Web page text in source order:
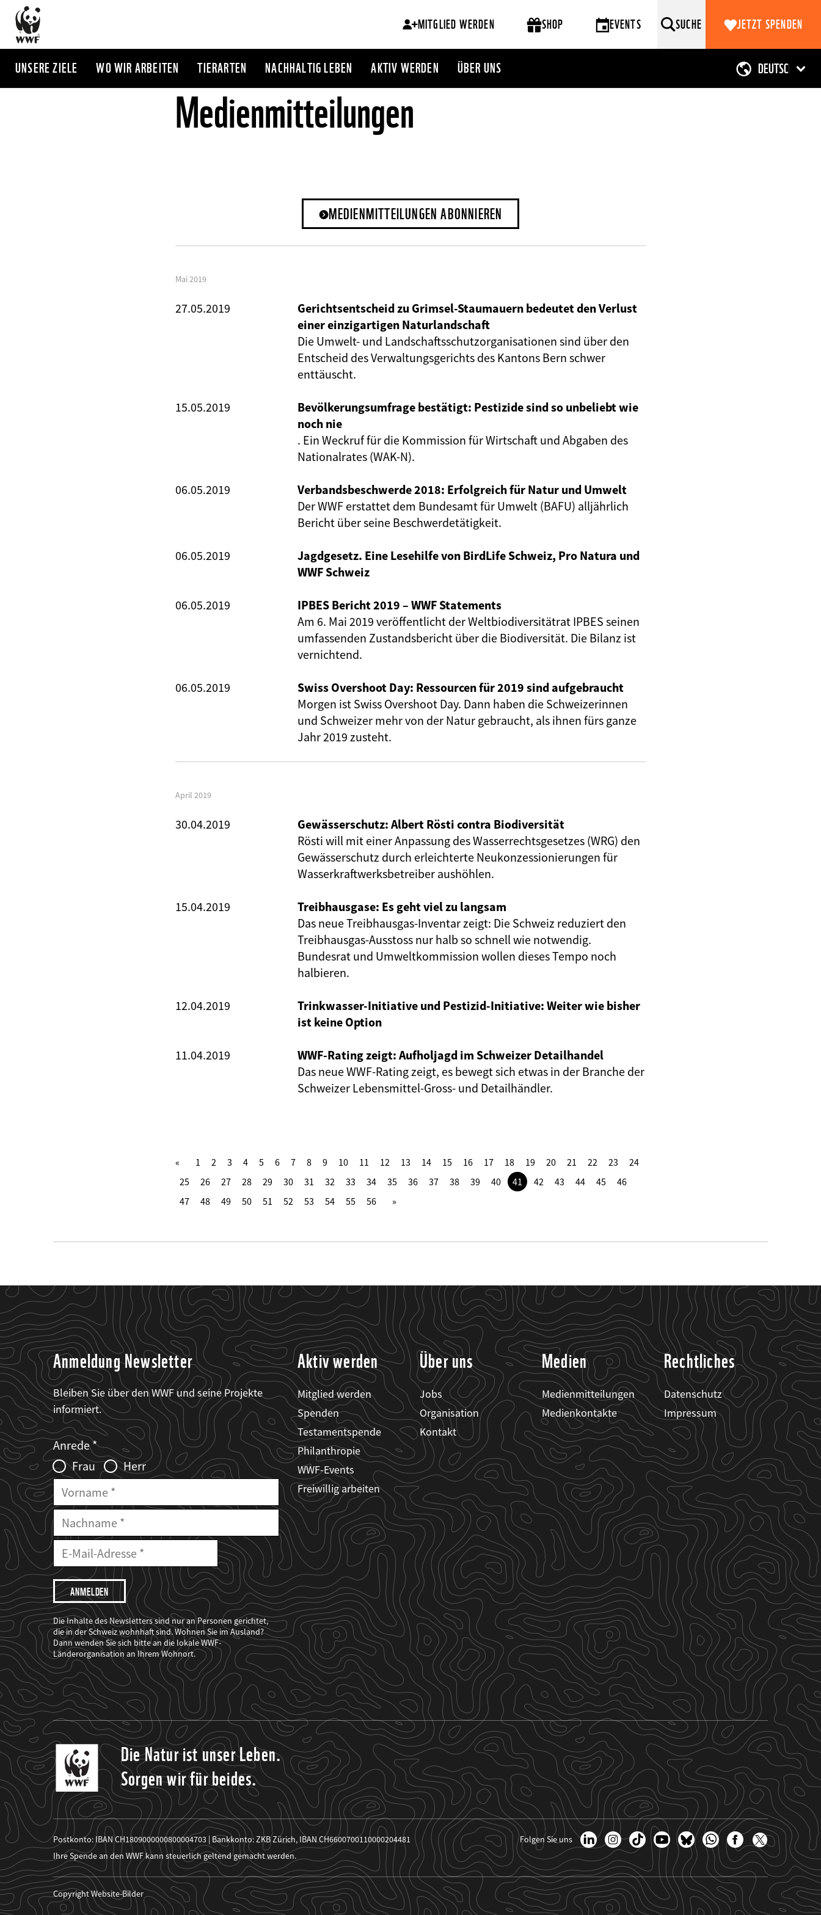
Direkt
zum
Inhalt
MITGLIED WERDEN SHOP EVENTS SUCHE JETZT SPENDEN
UNSERE ZIELE WO WIR ARBEITEN TIERARTEN NACHHALTIG LEBEN AKTIV WERDEN ÜBER UNS
Medienmitteilungen
MEDIENMITTEILUNGEN ABONNIEREN
Mai 2019
27.05.2019
Gerichtsentscheid zu Grimsel-Staumauern bedeutet den Verlust
einer einzigartigen Naturlandschaft
Die Umwelt- und Landschaftsschutzorganisationen sind über den
Entscheid des Verwaltungsgerichts des Kantons Bern schwer
enttäuscht.
15.05.2019
Bevölkerungsumfrage bestätigt: Pestizide sind so unbeliebt wie
noch nie
. Ein Weckruf für die Kommission für Wirtschaft und Abgaben des
Nationalrates (WAK-N).
06.05.2019
Verbandsbeschwerde 2018: Erfolgreich für Natur und Umwelt
Der WWF erstattet dem Bundesamt für Umwelt (BAFU) alljährlich
Bericht über seine Beschwerdetätigkeit.
06.05.2019
Jagdgesetz. Eine Lesehilfe von BirdLife Schweiz, Pro Natura und
WWF Schweiz
06.05.2019
IPBES Bericht 2019 – WWF Statements
Am 6. Mai 2019 veröffentlicht der Weltbiodiversitätrat IPBES seinen
umfassenden Zustandsbericht über die Biodiversität. Die Bilanz ist
vernichtend.
06.05.2019
Swiss Overshoot Day: Ressourcen für 2019 sind aufgebraucht
Morgen ist Swiss Overshoot Day. Dann haben die Schweizerinnen
und Schweizer mehr von der Natur gebraucht, als ihnen fürs ganze
Jahr 2019 zusteht.
April 2019
30.04.2019
Gewässerschutz: Albert Rösti contra Biodiversität
Rösti will mit einer Anpassung des Wasserrechtsgesetzes (WRG) den
Gewässerschutz durch erleichterte Neukonzessionierungen für
Wasserkraftwerksbetreiber aushöhlen.
15.04.2019
Treibhausgase: Es geht viel zu langsam
Das neue Treibhausgas-Inventar zeigt: Die Schweiz reduziert den
Treibhausgas-Ausstoss nur halb so schnell wie notwendig.
Bundesrat und Umweltkommission wollen dieses Tempo noch
halbieren.
12.04.2019
Trinkwasser-Initiative und Pestizid-Initiative: Weiter wie bisher
ist keine Option
11.04.2019
WWF-Rating zeigt: Aufholjagd im Schweizer Detailhandel
Das neue WWF-Rating zeigt, es bewegt sich etwas in der Branche der
Schweizer Lebensmittel-Gross- und Detailhändler.
1 2 3 4 5 6 7 8 9 10 11 12 13 14 15 16 17 18 19 20 21 22 23
24
25
26 27 28 29 30 31 32 33 34 35 36 37 38 39 40 41 42 43 44 45
46
47
48 49 50 51 52 53 54 55 56
Anmeldung Newsletter
Bleiben Sie über den WWF und seine Projekte
informiert.
Web2Case
Infofelder
Fieldset
anrede_name
Anrede
Frau
Herr
Vorname
Nachname
E-
Mailadresse
Mail
Adresse
Ich
möchte,
dass
der
WWF
mich
über
seine
Projekte
informiert.
Die Inhalte des Newsletters sind nur an Personen gerichtet,
die in der Schweiz wohnhaft sind. Wohnen Sie im Ausland?
Dann wenden Sie sich bitte an die lokale WWF-
Länderorganisation an Ihrem Wohnort.
Aktiv werden
Mitglied werden
Spenden
Testamentspende
Philanthropie
WWF-Events
Freiwillig arbeiten
Über uns
Jobs
Organisation
Kontakt
Medien
Medienmitteilungen
Medienkontakte
Rechtliches
Datenschutz
Impressum
Die Natur ist unser Leben.
Sorgen wir für beides.
Postkonto: IBAN CH1809000000800004703 | Bankkonto: ZKB Zürich, IBAN CH6600700110000204481
Ihre Spende an den WWF kann steuerlich geltend gemacht werden.
Folgen Sie uns
Copyright Website-Bilder